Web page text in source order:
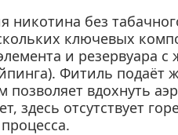
никотина без
ключевых
и резервуара
Фитиль подаёт
вдохнуть
здесь отсутствует